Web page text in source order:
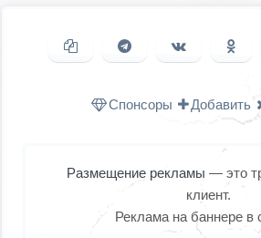
Копировать ссылку
Поделиться в
Спонсоры Добавить
Размещение рекламы — это
клиент.
Реклама на баннере в